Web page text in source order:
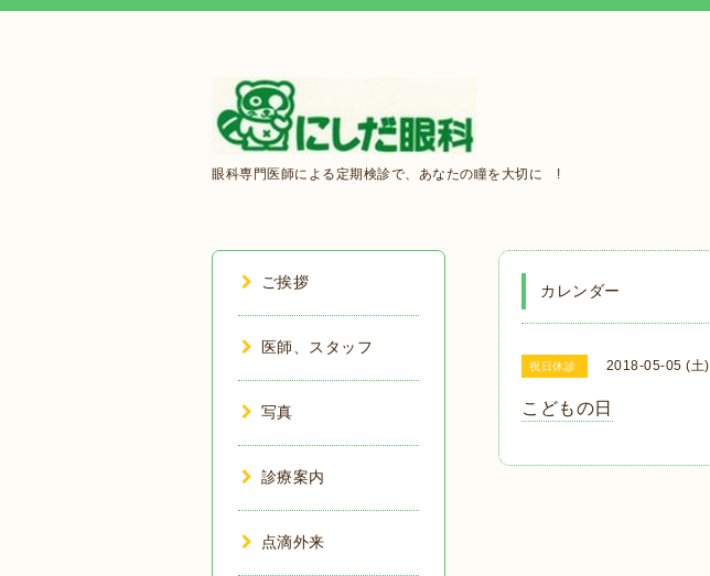
眼科専門医師による定期検診で、あなたの瞳を大切に !
カレンダー
祝日休診 2018-05-05 (土)
こどもの日
ご挨拶
医師、スタッフ
写真
診療案内
点滴外来